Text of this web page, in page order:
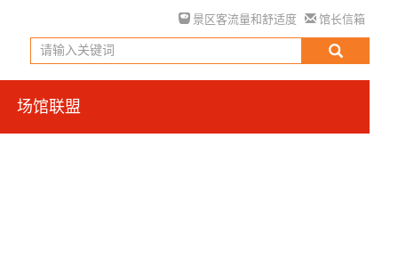
景区客流量和舒适度 馆长信箱
场馆联盟